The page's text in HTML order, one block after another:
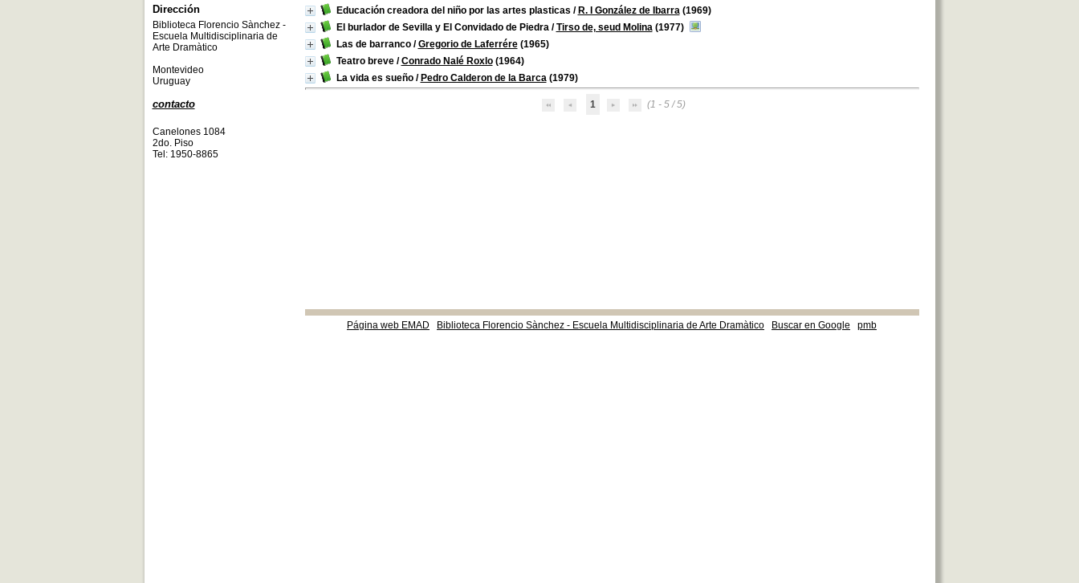
Educación creadora del niño por las artes plasticas / R. I González de Ibarra(1969)
El burlador de Sevilla y El Convidado de Piedra/Tirso de, seud Molina(1977)
Las de barranco/Gregorio de Laferrére(1965)
Teatro breve/Conrado Nalé Roxlo(1964)
La vida es sueño/ Pedro Calderon de la Barca(1979)
1 (1 - 5 / 5)
Página web EMAD Biblioteca Florencio Sànchez - Escuela Multidisciplinaria de Arte Dramàtico Buscar en Google pmb
Dirección
Biblioteca Florencio Sànchez -
Escuela Multidisciplinaria de
Arte Dramàtico
Montevideo
Uruguay
contacto
Canelones 1084
2do. Piso
Tel: 1950-8865